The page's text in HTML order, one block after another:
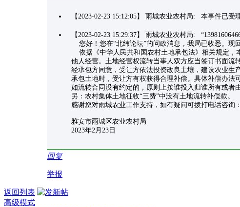
【2023-02-23 15:12:05】 雨城农业农村局: 本事件已受
【2023-02-23 15:29:37】 雨城农业农村局:
您好！您在“北纬论坛”的问政消息，我局已收悉。现
依据《中华人民共和国农村土地承包法》相关规定，
他人经营。土地经营权流转当事人双方应当签订书面流
经承包方同意，受让方依法投资改良土壤，建设农业生
承包土地时，受让方有权获得合理补偿。具体补偿办法
如流转合同没有约定的，原则上按谁投入归谁所有或
另：农村集体土地征收“三费”中没有土地流转补偿款。
感谢您对雨城农业工作支持，如有疑问可拨打电话咨询：
雅安市雨城区农业农村局
2023年2月23日
回复
举报
返回列表
高级模式